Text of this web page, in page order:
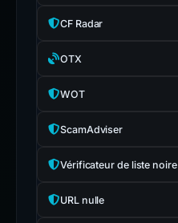
CF Radar
OTX
WOT
ScamAdviser
Vérificateur de liste noire
URL nulle